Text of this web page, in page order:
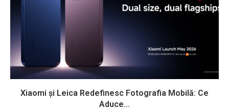
Xiaomi și Leica Redefinesc Fotografia Mobilă: Ce
Aduce...